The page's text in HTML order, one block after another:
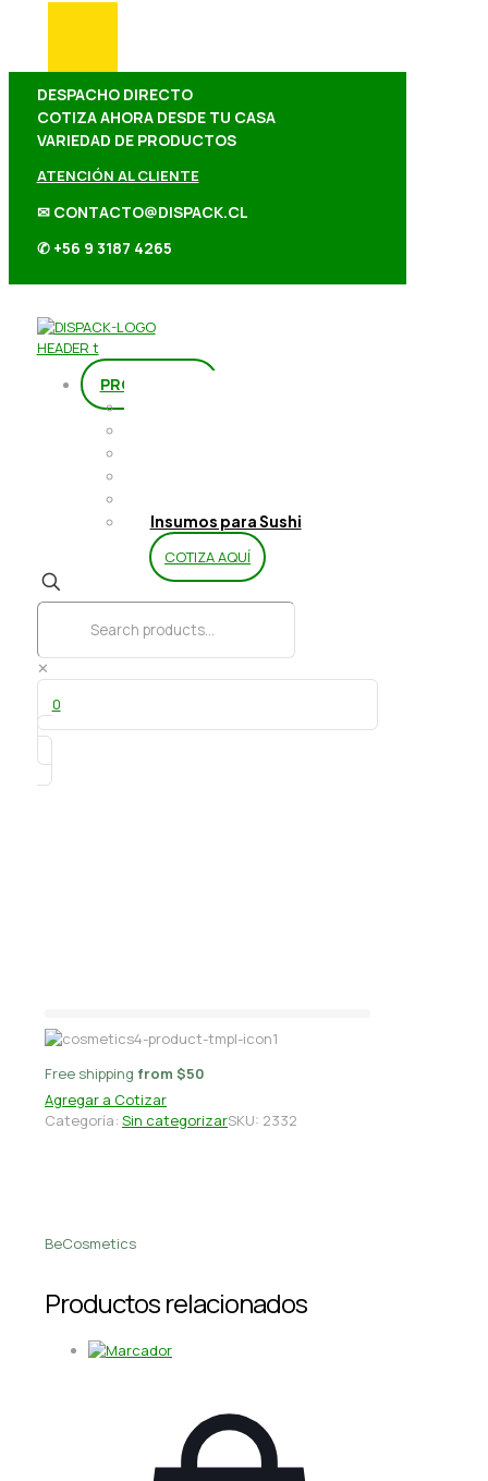
DESPACHO DIRECTO
COTIZA AHORA DESDE TU CASA
VARIEDAD DE PRODUCTOS
ATENCIÓN AL CLIENTE
✉ CONTACTO@DISPACK.CL
✆ +56 9 3187 4265
PRODUCTOS
Insumos para Sushi
COTIZA AQUÍ
✕
0
Free shipping from $50
Agregar a Cotizar
Categoría: Sin categorizarSKU: 2332
BeCosmetics
Productos relacionados